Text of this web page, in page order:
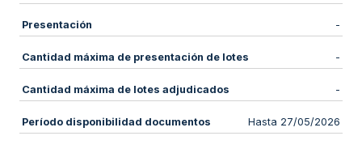
Presentación -
Cantidad máxima de presentación de lotes -
Cantidad máxima de lotes adjudicados -
Período disponibilidad documentos Hasta 27/05/2026